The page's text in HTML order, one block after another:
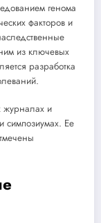
генома
факторов и
из ключевых
разработка
журналах и
симпозиумах. Ее